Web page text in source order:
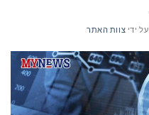
על ידי צוות האתר